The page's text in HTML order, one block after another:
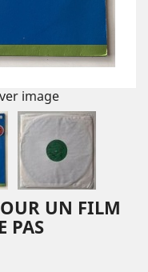
image
UN FILM
PAS